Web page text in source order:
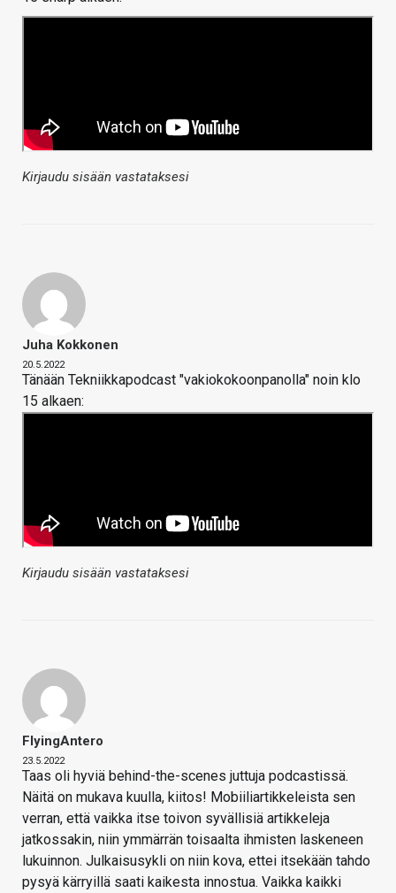
Kirjaudu sisään vastataksesi
Juha Kokkonen
20.5.2022
Tänään Tekniikkapodcast "vakiokokoonpanolla" noin klo
15 alkaen:
Kirjaudu sisään vastataksesi
FlyingAntero
23.5.2022
Taas oli hyviä behind-the-scenes juttuja podcastissä.
Näitä on mukava kuulla, kiitos! Mobiiliartikkeleista sen
verran, että vaikka itse toivon syvällisiä artikkeleja
jatkossakin, niin ymmärrän toisaalta ihmisten laskeneen
lukuinnon. Julkaisusykli on niin kova, ettei itsekään tahdo
pysyä kärryillä saati kaikesta innostua. Vaikka kaikki